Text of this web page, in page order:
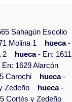
Sahagún Escolio
Molina 1 hueca-
2 hueca- En: 1611
En: 1629 Alarcón
Carochi hueca-
Zedeño hueca-
Cortés y Zedeño